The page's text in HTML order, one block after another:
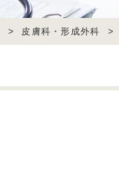
> 皮膚科・形成外科 >